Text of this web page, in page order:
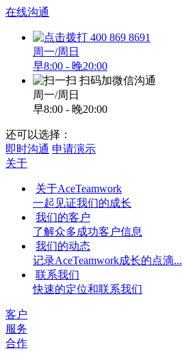
在线沟通
400 869 8691
周一/周日
早8:00 - 晚20:00
扫码加微信沟通
周一/周日
早8:00 - 晚20:00
还可以选择：
即时沟通 申请演示
关于
关于AceTeamwork
一起见证我们的成长
我们的客户
了解众多成功客户信息
我们的动态
记录AceTeamwork成长的点滴...
联系我们
快速的定位和联系我们
客户
服务
合作